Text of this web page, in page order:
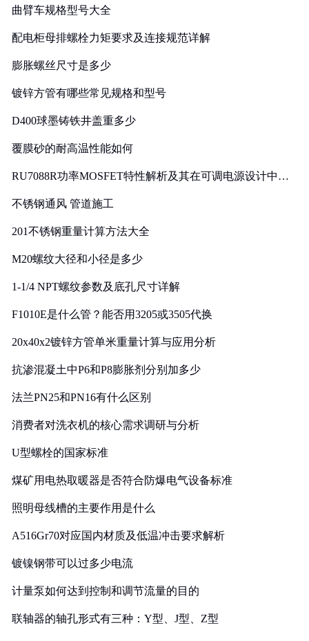
曲臂车规格型号大全
配电柜母排螺栓力矩要求及连接规范详解
膨胀螺丝尺寸是多少
镀锌方管有哪些常见规格和型号
D400球墨铸铁井盖重多少
覆膜砂的耐高温性能如何
RU7088R功率MOSFET特性解析及其在可调电源设计中的
不锈钢通风 管道施工
201不锈钢重量计算方法大全
M20螺纹大径和小径是多少
1-1/4 NPT螺纹参数及底孔尺寸详解
F1010E是什么管？能否用3205或3505代换
20x40x2镀锌方管单米重量计算与应用分析
抗渗混凝土中P6和P8膨胀剂分别加多少
法兰PN25和PN16有什么区别
消费者对洗衣机的核心需求调研与分析
U型螺栓的国家标准
煤矿用电热取暖器是否符合防爆电气设备标准
照明母线槽的主要作用是什么
A516Gr70对应国内材质及低温冲击要求解析
镀镍钢带可以过多少电流
计量泵如何达到控制和调节流量的目的
联轴器的轴孔形式有三种：Y型、J型、Z型